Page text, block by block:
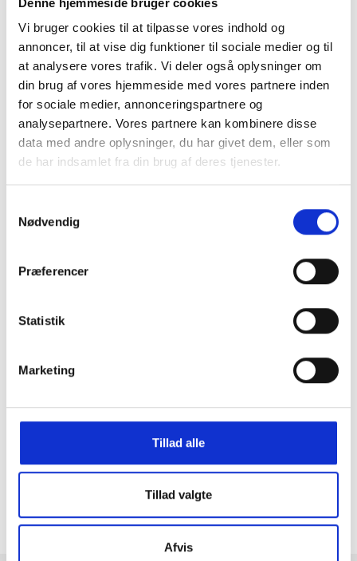
Vi bruger cookies til at tilpasse vores indhold og
annoncer, til at vise dig funktioner til sociale medier og til
at analysere vores trafik. Vi deler også oplysninger om
din brug af vores hjemmeside med vores partnere inden
for sociale medier, annonceringspartnere og
analysepartnere. Vores partnere kan kombinere disse
data med andre oplysninger, du har givet dem, eller som
de har indsamlet fra din brug af deres tjenester.
Nødvendig
Præferencer
Statistik
Marketing
Tillad alle
Tillad valgte
Afvis
Ace Trucks x Carhartt WIP AF1
DKK600,00
Ace Skate trucks - model AF1 Carhartt WIP collab.
Str 44 passer til boards str. 8,20 - 8,40
Str 55 passer til boards str. 8,40 - 8,60
NB - Prisen er for et sæt.
HURTIG LEVERING 1-3 HVERDAGE
KUNDESERVICE & SUPPORT